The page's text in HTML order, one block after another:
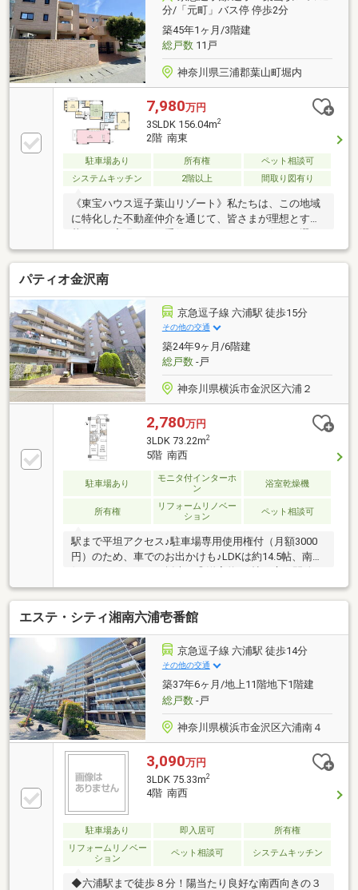
分/「元町」バス停 停歩2分
築45年1ヶ月/3階建
総戸数11戸
神奈川県三浦郡葉山町堀内
7,980万円
3SLDK 156.04m2
2階 南東
駐車場あり 所有権
ペット相談可
システムキッチン
2階以上 間取り図有り
《東宝ハウス逗子葉山リゾート》私たちは、この地域
に特化した不動産仲介を通じて、皆さまが理想とする
は、単に「家を買う・借りる」ことではなく、「どん
な人生を送りたいか」を考える大切なプロセスです。
逗子・葉山の魅力を知り尽くしたプロとして、皆さま
の新しい暮らしの第一歩を全力でサポートいたしま
す。どうぞお気軽にお問い合わせください。
パティオ金沢南
京急逗子線 六浦駅 徒歩15分
その他の交通
築24年9ヶ月/6階建
総戸数-戸
神奈川県横浜市金沢区六浦２
2,780万円
3LDK 73.22m2
5階 南西
駐車場あり
モニタ付インターホ
ン
浴室乾燥機
所有権
リフォームリノベー
ション
ペット相談可
駅まで平坦アクセス♪駐車場専用使用権付（月額3000
円）のため、車でのお出かけも♪LDKは約14.5帖、南西
るとリビングからの続き間に♪約5.8帖の寝室にはWIC
もございます！内装リノベーション工事令和8年7月完
了予定！・クロス貼替（全居室）・フローリング張替
（全居室）・キッチン設備交換・フロアタイル貼替・
トイレ設備交換・ユニットバス交換・洗面化粧台交
換・洗濯パン/選択水栓/給湯器交換・建具交換・網戸
交換・ハウスクリーニング六浦駅、金沢八景駅が徒歩
圏内。周辺には生活利便施設や飲食店が充実。
エステ・シティ湘南六浦壱番館
京急逗子線 六浦駅 徒歩14分
その他の交通
築37年6ヶ月/地上11階地下1階建
総戸数-戸
神奈川県横浜市金沢区六浦南４
3,090万円
3LDK 75.33m2
4階 南西
駐車場あり 即入居可
所有権
リフォームリノベー
ション
ペット相談可 システムキッチン
◆六浦駅まで徒歩８分！陽当たり良好な南西向きの３